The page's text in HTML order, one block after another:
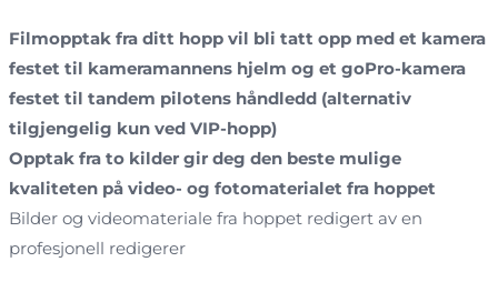
Filmopptak fra ditt hopp vil bli tatt opp med et kamera
festet til kameramannens hjelm og et goPro-kamera
festet til tandem pilotens håndledd (alternativ
tilgjengelig kun ved VIP-hopp)
Opptak fra to kilder gir deg den beste mulige
kvaliteten på video- og fotomaterialet fra hoppet
Bilder og videomateriale fra hoppet redigert av en
profesjonell redigerer